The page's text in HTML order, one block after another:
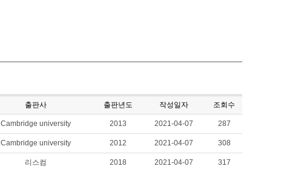
출판사 출판년도 작성일자 조회수
Cambridge university 2013 2021-04-07 287
Cambridge university 2012 2021-04-07 308
리스컴 2018 2021-04-07 317